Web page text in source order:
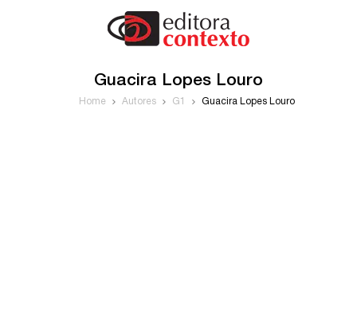
Guacira Lopes Louro
Home Autores G1 Guacira Lopes Louro